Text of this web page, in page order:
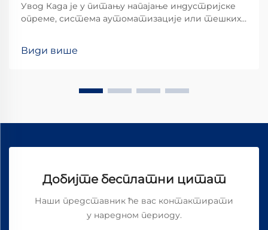
Увод Када је у питању напајање индустријске
опреме, система аутоматизације или тешких
снаге, ефикасности и сигурности. Међутим,
Види више
Добијте бесплатни цитат
Наши представник ће вас контактирати
у наредном периоду.